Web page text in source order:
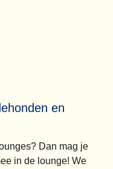
en
Dan mag je
in de lounge! We